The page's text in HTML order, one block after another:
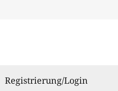
Registrierung/Login